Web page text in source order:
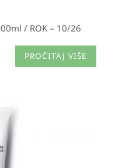
/ ROK – 10/26
PROČITAJ VIŠE